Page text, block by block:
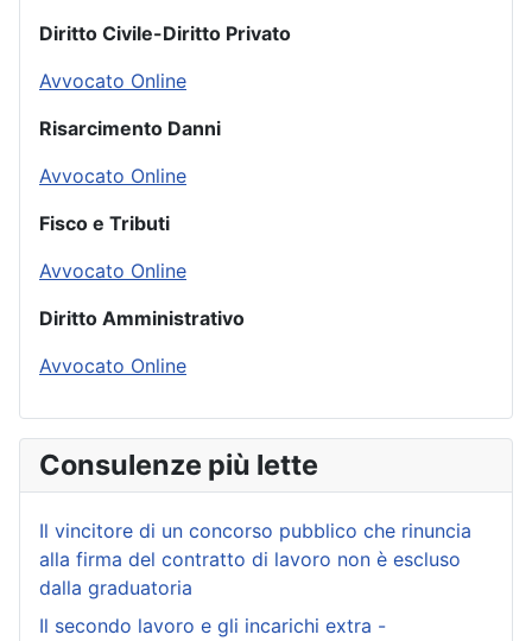
Diritto Civile-Diritto Privato
Avvocato Online
Risarcimento Danni
Avvocato Online
Fisco e Tributi
Avvocato Online
Diritto Amministrativo
Avvocato Online
Consulenze più lette
Il vincitore di un concorso pubblico che rinuncia
alla firma del contratto di lavoro non è escluso
dalla graduatoria
Il secondo lavoro e gli incarichi extra -